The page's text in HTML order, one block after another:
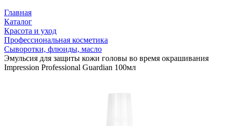
Главная
Каталог
Красота и уход
Профессиональная косметика
Сыворотки, флюиды, масло
Эмульсия для защиты кожи головы во время окрашивания
Impression Professional Guardian 100мл